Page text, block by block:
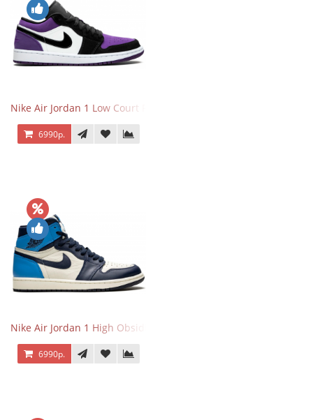
Nike Air Jordan 1 Low Court Purple
6990р.
Nike Air Jordan 1 High Obsidian University Blue
6990р.